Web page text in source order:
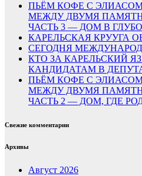
ПЬЁМ КОФЕ С
МЕЖДУ ДВУМЯ
ЧАСТЬ 3 — ДОМ В
КАРЕЛЬСКАЯ КРУУГА
СЕГОДНЯ
КТО ЗА КАРЕЛЬСКИЙ
КАНДИДАТАМ В
ПЬЁМ КОФЕ С
МЕЖДУ ДВУМЯ
ЧАСТЬ 2 — ДОМ, ГДЕ
Свежие комментарии
Архивы
Август 2026